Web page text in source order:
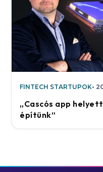
FINTECH STARTUPOK
„Cascós app
építünk”